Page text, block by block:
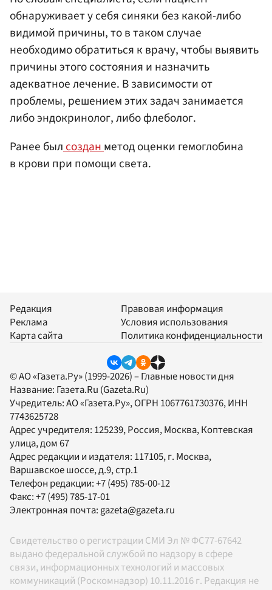
обнаруживает у себя синяки без какой-либо
видимой причины, то в таком случае
необходимо обратиться к врачу, чтобы выявить
причины этого состояния и назначить
адекватное лечение. В зависимости от
проблемы, решением этих задач занимается
либо эндокринолог, либо флеболог.
Ранее былсозданметод оценки гемоглобина
в крови при помощи света.
Редакция
Реклама
Карта сайта
Правовая информация
Условия использования
Политика конфиденциальности
© АО «Газета.Ру» (1999-2026) – Главные новости дня
Название: Газета.Ru (Gazeta.Ru)
Учредитель:АО «Газета.Ру», ОГРН 1067761730376, ИНН
7743625728
Адрес учредителя: 125239, Россия, Москва, Коптевская
улица, дом 67
Адрес редакции и издателя: 117105, г. Москва,
Варшавское шоссе, д.9, стр.1
Телефон редакции:+7 (495) 785-00-12
Факс:+7 (495) 785-17-01
Электронная почта: gazeta@gazeta.ru
Свидетельство о регистрации СМИ Эл № ФС77-67642
выдано федеральной службой по надзору в сфере
связи, информационных технологий и массовых
коммуникаций (Роскомнадзор) 10.11.2016 г. Редакция не